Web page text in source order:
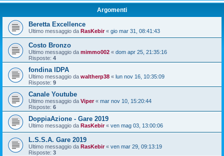
Argomenti
Beretta Excellence
Ultimo messaggio da RasKebir« gio mar 31, 08:41:43
Costo Bronzo
Ultimo messaggio da mimmo002 « dom apr 25, 21:35:16
Risposte: 4
fondina IDPA
Ultimo messaggio da waltherp38 « lun nov 16, 10:35:09
Risposte: 9
Canale Youtube
Ultimo messaggio da Viper« mar nov 10, 15:20:44
Risposte: 6
DoppiaAzione - Gare 2019
Ultimo messaggio da RasKebir« ven mag 03, 13:00:06
L.S.S.A. Gare 2019
Ultimo messaggio da RasKebir« ven mar 29, 09:13:19
Risposte: 3